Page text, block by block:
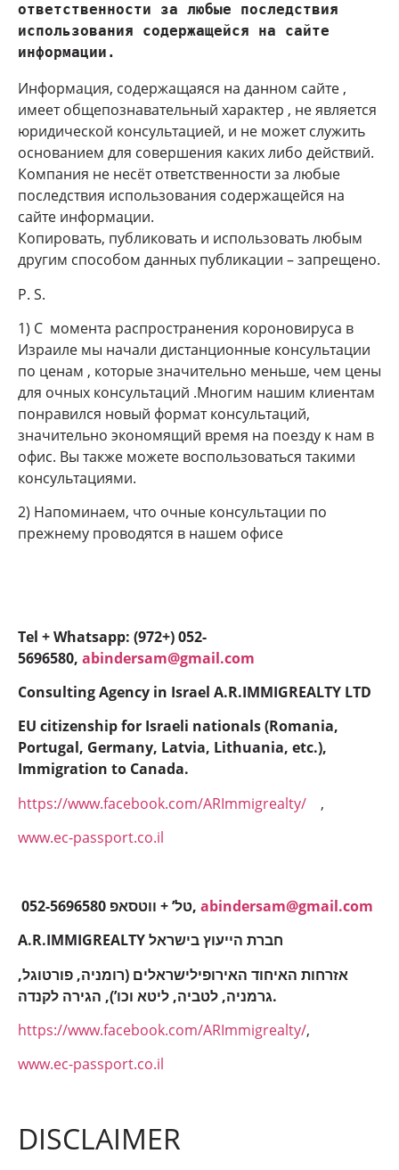
ответственности за любые последствия
использования содержащейся на сайте
Информация, содержащаяся на данном сайте ,
имеет общепознавательный характер , не является
юридической консультацией, и не может служить
основанием для совершения каких либо действий.
Компания не несёт ответственности за любые
последствия использования содержащейся на
сайте информации.
Копировать, публиковать и использовать любым
другим способом данных публикации – запрещено.
P. S.
1) С момента распространения короновируса в
Израиле мы начали дистанционные консультации
по ценам , которые значительно меньше, чем цены
для очных консультаций .Многим нашим клиентам
понравился новый формат консультаций,
значительно экономящий время на поезду к нам в
офис. Вы также можете воспользоваться такими
консультациями.
2) Напоминаем, что очные консультации по
прежнему проводятся в нашем офисе
Tel + Whatsapp: (972+) 052-
5696580, abindersam@gmail.com
Consulting Agency in Israel A.R.IMMIGREALTY LTD
EU citizenship for Israeli nationals (Romania,
Portugal, Germany, Latvia, Lithuania, etc.),
Immigration to Canada.
https://www.facebook.com/ARImmigrealty/ ,
www.ec-passport.co.il
052-5696580 טל’ + ווטסאפ, abindersam@gmail.com
A.R.IMMIGREALTY חברת הייעוץ בישראל
אזרחות האיחוד האירופילישראלים (רומניה, פורטוגל,
גרמניה, לטביה, ליטא וכו’), הגירה לקנדה.
https://www.facebook.com/ARImmigrealty/,
www.ec-passport.co.il
DISCLAIMER